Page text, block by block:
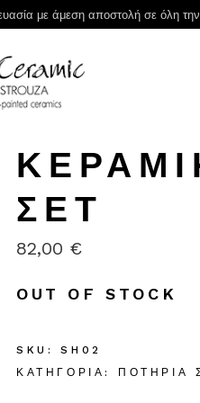
με άμεση αποστολή σε όλη
ΣΕΤ
82,00 €
OUT OF STOCK
SKU:
SH02
ΚΑΤΗΓΟΡΊΑ:
ΠΟΤΉΡΙΑ